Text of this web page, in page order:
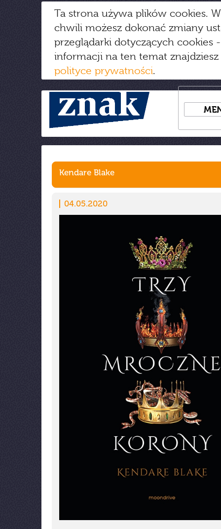
Ta strona używa plików cookies.
chwili możesz dokonać zmiany
przeglądarki dotyczących cookies
informacji na ten temat
polityce prywatności.
Kendare Blake
04.05.2020